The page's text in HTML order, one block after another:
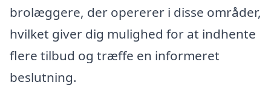
brolæggere, der opererer i disse områder,
hvilket giver dig mulighed for at indhente
flere tilbud og træffe en informeret
beslutning.